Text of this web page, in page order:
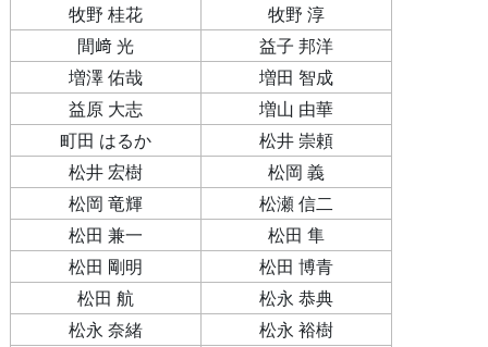
牧野 桂花
牧野 淳
間﨑 光
益子 邦洋
増澤 佑哉
増田 智成
益原 大志
増山 由華
町田 はるか
松井 崇頼
松井 宏樹
松岡 義
松岡 竜輝
松瀬 信二
松田 兼一
松田 隼
松田 剛明
松田 博青
松田 航
松永 恭典
松永 奈緒
松永 裕樹